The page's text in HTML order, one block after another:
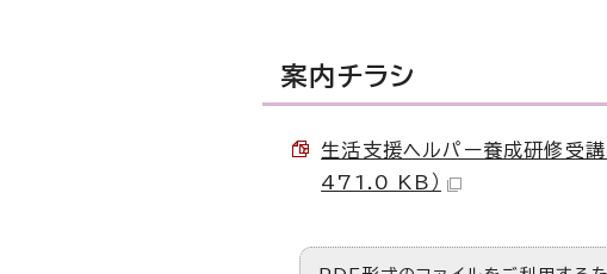
案内チラシ
生活支援ヘルパー養成研修受
471.0 KB）